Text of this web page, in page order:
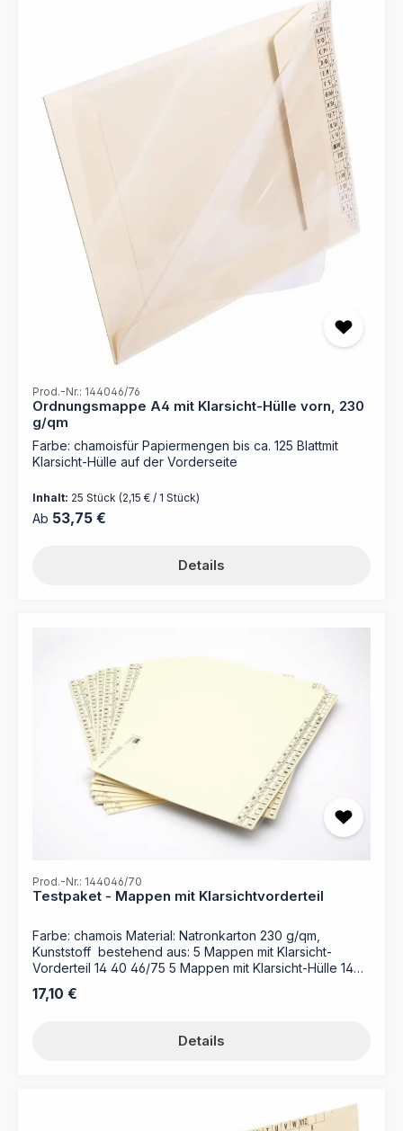
Prod.-Nr.: 144046/76
Ordnungsmappe A4 mit Klarsicht-Hülle vorn, 230
g/qm
Farbe: chamoisfür Papiermengen bis ca. 125 Blattmit
Klarsicht-Hülle auf der Vorderseite
Inhalt: 25 Stück (2,15 € / 1 Stück)
Regulärer Preis:
Ab 53,75 €
Details
Prod.-Nr.: 144046/70
Testpaket - Mappen mit Klarsichtvorderteil
Farbe: chamois Material: Natronkarton 230 g/qm,
Kunststoff bestehend aus: 5 Mappen mit Klarsicht-
Vorderteil 14 40 46/75 5 Mappen mit Klarsicht-Hülle 14
Regulärer Preis:
17,10 €
Details